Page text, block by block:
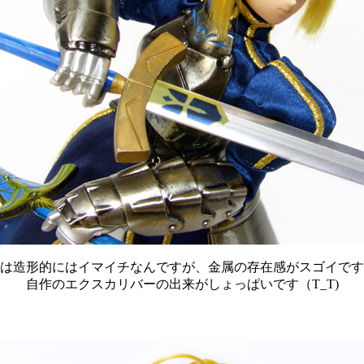
造形的にはイマイチなんですが、金属の存在感がスゴイで
自作のエクスカリバーの出来がしょっぱいです（T_T)